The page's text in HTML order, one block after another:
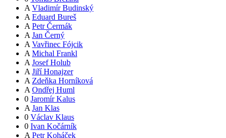
A Vladimír Budinský
A Eduard Bureš
A Petr Čermák
A Jan Černý
A Vavřinec Fójcik
A Michal Frankl
A Josef Holub
A Jiří Honajzer
A Zdeňka Horníková
A Ondřej Huml
0 Jaromír Kalus
A Jan Klas
0 Václav Klaus
0 Ivan Kočárník
A Petr Koháček